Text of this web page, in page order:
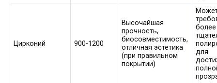
Цирконий 900-1200
Высочайшая
прочность,
биосовместимость,
отличная эстетика
(при правильном
покрытии)
более
для